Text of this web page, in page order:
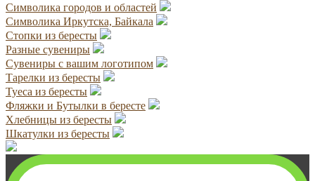
Символика городов и областей
Символика Иркутска, Байкала
Стопки из бересты
Разные сувениры
Сувениры с вашим логотипом
Тарелки из бересты
Туеса из бересты
Фляжки и Бутылки в бересте
Хлебницы из бересты
Шкатулки из бересты